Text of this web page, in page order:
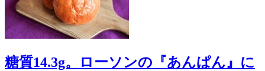
糖質14.3g。ローソンの『あんぱん』に